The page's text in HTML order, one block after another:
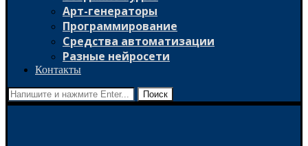
Арт-генераторы
Программирование
Средства автоматизации
Разные нейросети
Контакты
Поиск